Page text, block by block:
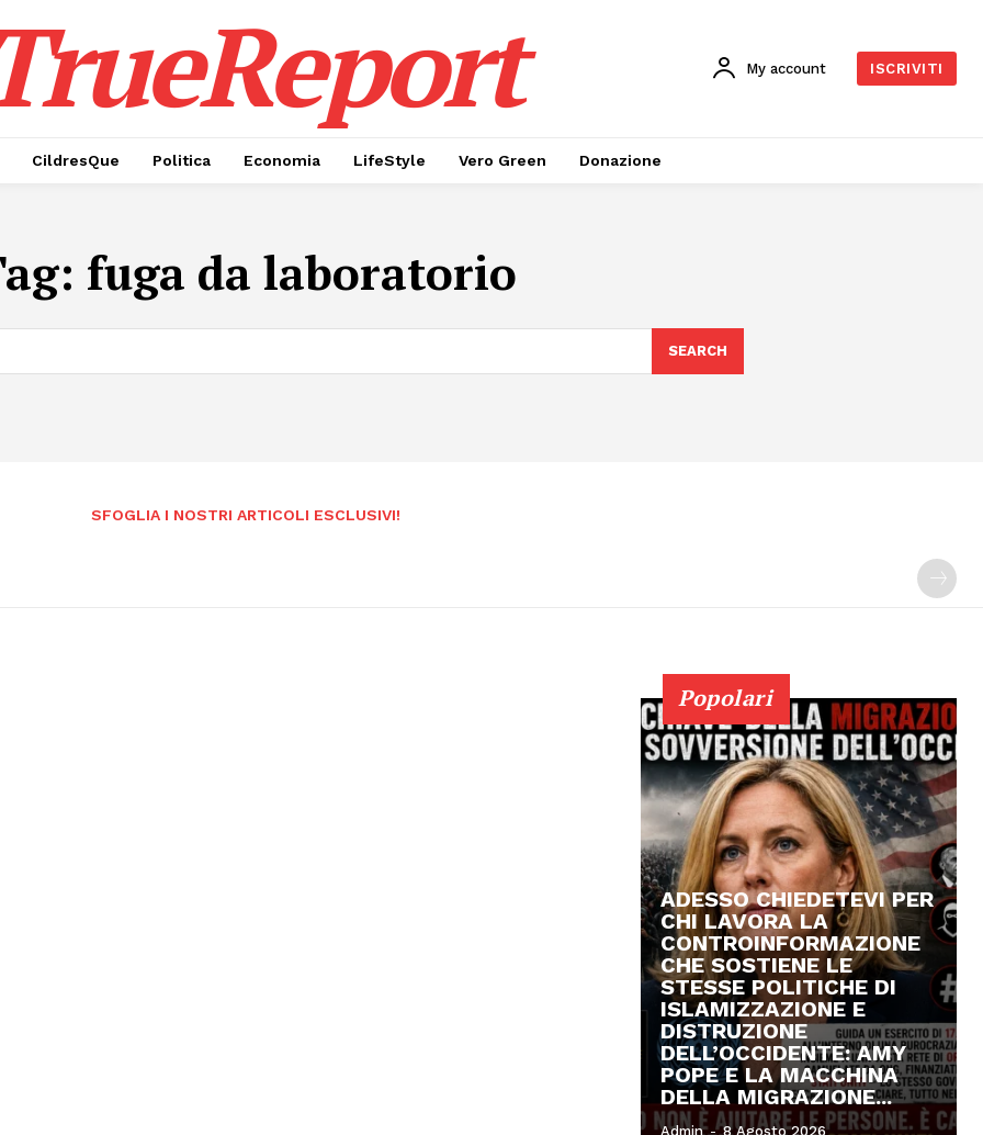
My account ISCRIVITI
CildresQue Politica Economia LifeStyle Vero Green Donazione
fuga da laboratorio
SEARCH
SFOGLIA I NOSTRI ARTICOLI ESCLUSIVI!
Popolari
ADESSO CHIEDETEVI PER
CHI LAVORA LA
CONTROINFORMAZIONE
CHE SOSTIENE LE
STESSE POLITICHE DI
ISLAMIZZAZIONE E
DISTRUZIONE
DELL’OCCIDENTE: AMY
POPE E LA MACCHINA
DELLA MIGRAZIONE...
Admin - 8 Agosto 2026